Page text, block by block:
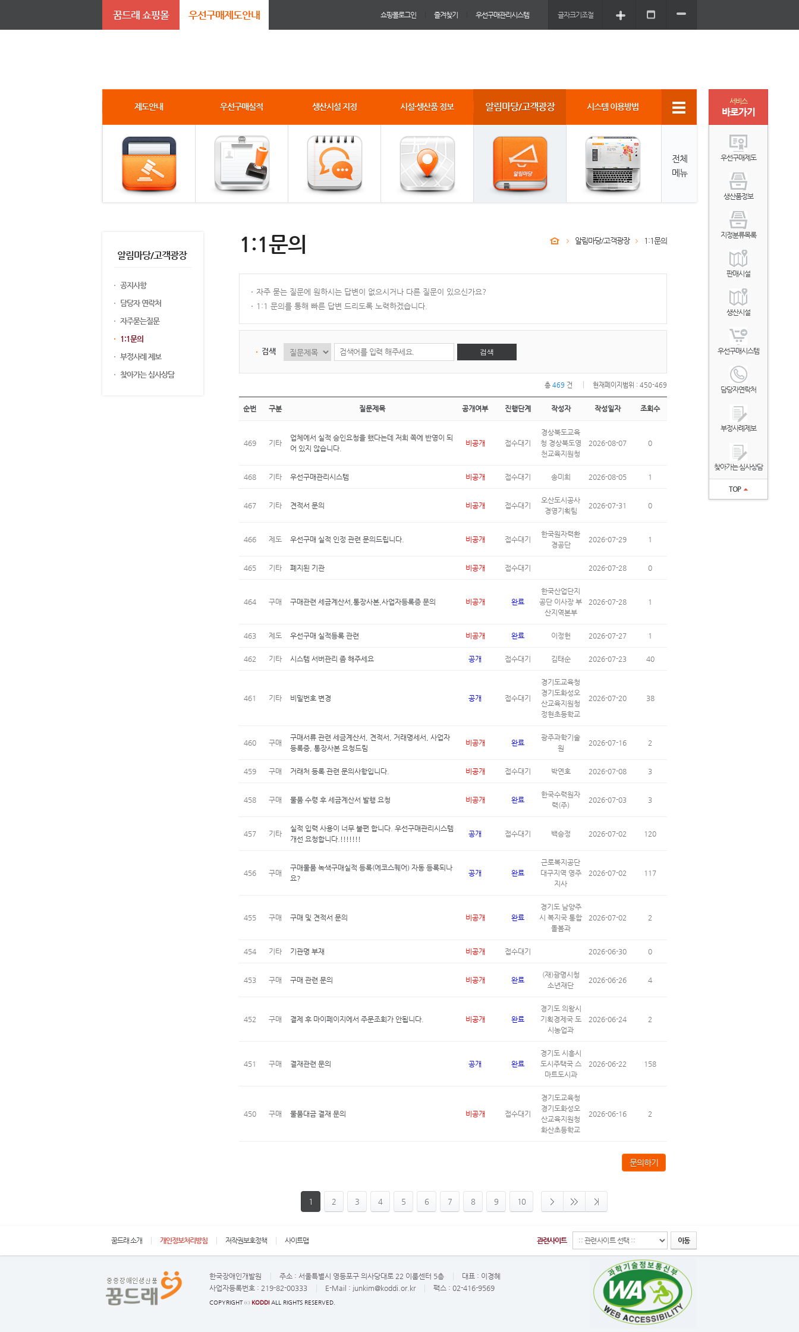
꿈드래 쇼핑몰 우선구매제도안내 쇼핑몰로그인 즐겨찾기 우선구매관리시스템 글자크기조절
제도안내 우선구매실적 생산시설 지정 시설·생산품 정보 알림마당/고객광장 시스템 이용방법
전체
메뉴
알림마당/고객광장
공지사항
담당자 연락처
자주묻는질문
1:1문의
부정사례 제보
찾아가는 심사상담
1:1문의 알림마당/고객광장 1:1문의
자주 묻는 질문에 원하시는 답변이 없으시거나 다른 질문이 있으신가요?
1:1 문의를 통해 빠른 답변 드리도록 노력하겠습니다.
검색 검색
총 469 건 현재페이지범위 : 450-469
순번 구분 질문제목 공개여부 진행단계 작성자 작성일자 조회수
469 기타
업체에서 실적 승인요청을 했다는데 저희 쪽에 반영이 되
어 있지 않습니다.
비공개 접수대기
경상북도교육
청 경상북도영
천교육지원청
2026-08-07 0
468 기타 우선구매관리시스템 비공개 접수대기 송미희 2026-08-05 1
467 기타 견적서 문의 비공개 접수대기
오산도시공사
경영기획팀
2026-07-31 0
466 제도 우선구매 실적 인정 관련 문의드립니다. 비공개 접수대기
한국원자력환
경공단
2026-07-29 1
465 기타 폐지된 기관 비공개 접수대기 2026-07-28 0
464 구매 구매관련 세금계산서,통장사본,사업자등록증 문의 비공개 완료
한국산업단지
공단 이사장 부
산지역본부
2026-07-28 1
463 제도 우선구매 실적등록 관련 비공개 완료 이정헌 2026-07-27 1
462 기타 시스템 서버관리 좀 해주세요 공개 접수대기 김태순 2026-07-23 40
461 기타 비밀번호 변경 공개 접수대기
경기도교육청
경기도화성오
산교육지원청
정현초등학교
2026-07-20 38
460 구매
구매서류 관련 세금계산서, 견적서, 거래명세서, 사업자
등록증, 통장사본 요청드림
비공개 완료
광주과학기술
원
2026-07-16 2
459 구매 거래처 등록 관련 문의사항입니다. 비공개 접수대기 박연호 2026-07-08 3
458 구매 물품 수령 후 세금계산서 발행 요청 비공개 완료
한국수력원자
력(주)
2026-07-03 3
457 기타
실적 입력 사용이 너무 불편 합니다. 우선구매관리시스템
개선 요청합니다.!!!!!!!
공개 접수대기 백승정 2026-07-02 120
456 구매
구매물품 녹색구매실적 등록(에코스퀘어) 자동 등록되나
요?
공개 완료
근로복지공단
대구지역 영주
지사
2026-07-02 117
455 구매 구매 및 견적서 문의 비공개 완료
경기도 남양주
시 복지국 통합
돌봄과
2026-07-02 2
454 기타 기관명 부재 비공개 접수대기 2026-06-30 0
453 구매 구매 관련 문의 비공개 완료
(재)광명시청
소년재단
2026-06-26 4
452 구매 결제 후 마이페이지에서 주문조회가 안됩니다. 비공개 완료
경기도 의왕시
기획경제국 도
시농업과
2026-06-24 2
451 구매 결재관련 문의 공개 완료
경기도 시흥시
도시주택국 스
마트도시과
2026-06-22 158
450 구매 물품대금 결재 문의 비공개 접수대기
경기도교육청
경기도화성오
산교육지원청
화산초등학교
2026-06-16 2
문의하기
1 2 3 4 5 6 7 8 9 10
서비스
바로가기
우선구매제도
생산품정보
지정분류목록
판매시설
생산시설
우선구매시스템
담당자연락처
부정사례제보
찾아가는 심사상담
TOP
꿈드래 소개 개인정보처리방침 저작권보호정책 사이트맵 관련사이트 이동
한국장애인개발원 주소 : 서울특별시 영등포구 의사당대로 22 이룸센터 5층 대표 : 이경혜
사업자등록번호 : 219-82-00333 E-Mail : junkim@koddi.or.kr 팩스 : 02-416-9569
COPYRIGHT ⓒ KODDI ALL RIGHTS RESERVED.